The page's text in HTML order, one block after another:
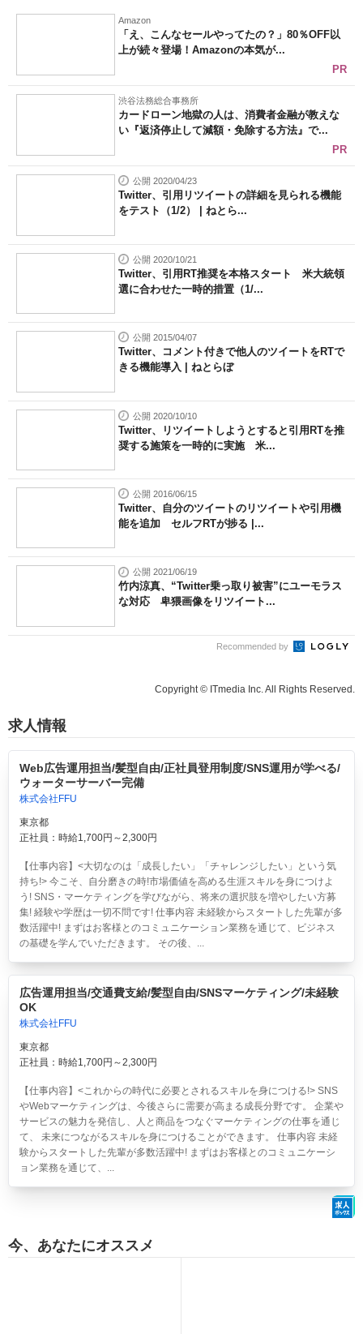
Amazon
「え、こんなセールやってたの？」80％OFF以
上が続々登場！Amazonの本気が...
PR
渋谷法務総合事務所
カードローン地獄の人は、消費者金融が教えな
い『返済停止して減額・免除する方法』で...
PR
公開 2020/04/23
Twitter、引用リツイートの詳細を見られる機能
をテスト（1/2） | ねとら...
公開 2020/10/21
Twitter、引用RT推奨を本格スタート 米大統領
選に合わせた一時的措置（1/...
公開 2015/04/07
Twitter、コメント付きで他人のツイートをRTで
きる機能導入 | ねとらぼ
公開 2020/10/10
Twitter、リツイートしようとすると引用RTを推
奨する施策を一時的に実施 米...
公開 2016/06/15
Twitter、自分のツイートのリツイートや引用機
能を追加 セルフRTが捗る |...
公開 2021/06/19
竹内涼真、“Twitter乗っ取り被害”にユーモラス
な対応 卑猥画像をリツイート...
Recommended by
Copyright © ITmedia Inc. All Rights Reserved.
求人情報
Web広告運用担当/髪型自由/正社員登用制度/SNS運用が学べる/
ウォーターサーバー完備
株式会社FFU
東京都
正社員：時給1,700円～2,300円
【仕事内容】<大切なのは「成長したい」「チャレンジしたい」という気
持ち!> 今こそ、自分磨きの時!市場価値を高める生涯スキルを身につけよ
う! SNS・マーケティングを学びながら、将来の選択肢を増やしたい方募
集! 経験や学歴は一切不問です! 仕事内容 未経験からスタートした先輩が多
数活躍中! まずはお客様とのコミュニケーション業務を通じて、ビジネス
の基礎を学んでいただきます。 その後、...
広告運用担当/交通費支給/髪型自由/SNSマーケティング/未経験
OK
株式会社FFU
東京都
正社員：時給1,700円～2,300円
【仕事内容】<これからの時代に必要とされるスキルを身につける!> SNS
やWebマーケティングは、今後さらに需要が高まる成長分野です。 企業や
サービスの魅力を発信し、人と商品をつなぐマーケティングの仕事を通じ
て、 未来につながるスキルを身につけることができます。 仕事内容 未経
験からスタートした先輩が多数活躍中! まずはお客様とのコミュニケーシ
ョン業務を通じて、...
今、あなたにオススメ